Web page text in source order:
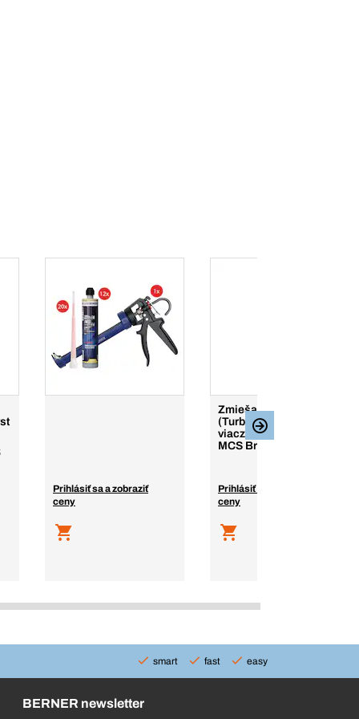
Prihlásiť sa a zobraziť
ceny
Zmiešavacia špička T
(Turbo) pre
viaczložkový systém
MCS Brick/Universal
Prihlásiť sa a zobraziť
ceny
smart fast easy
BERNER newsletter